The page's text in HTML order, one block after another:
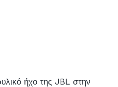
ήχο της JBL στην